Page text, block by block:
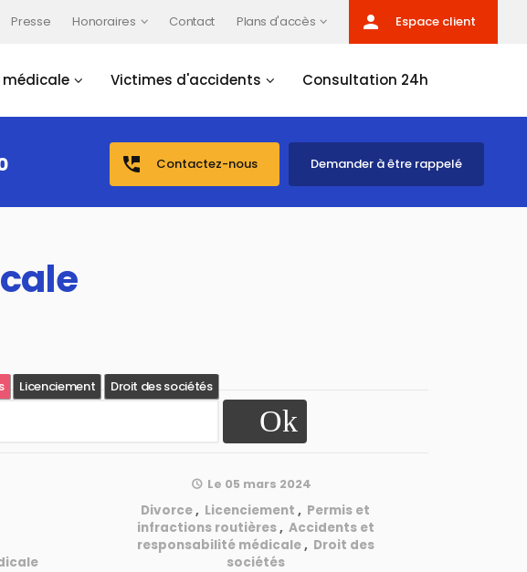
Presse Honoraires Contact Plans d'accès person Espace client
Victimes d'accidents Consultation 24h
perm_phone_msg Contactez-nous Demander à être rappelé
Licenciement Droit des sociétés
Le 05 mars 2024
Divorce, Licenciement , Permis et
infractions routières, Accidents et
responsabilité médicale, Droit des
sociétés